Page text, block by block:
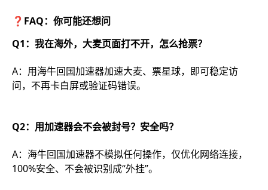
❓FAQ：你可能还想问
Q1：我在海外，大麦页面打不开，怎么抢票？
A：用海牛回国加速器加速大麦、票星球，即可稳定访
问，不再卡白屏或验证码错误。
Q2：用加速器会不会被封号？安全吗？
A：海牛回国加速器不模拟任何操作，仅优化网络连接，
100%安全、不会被识别成“外挂”。